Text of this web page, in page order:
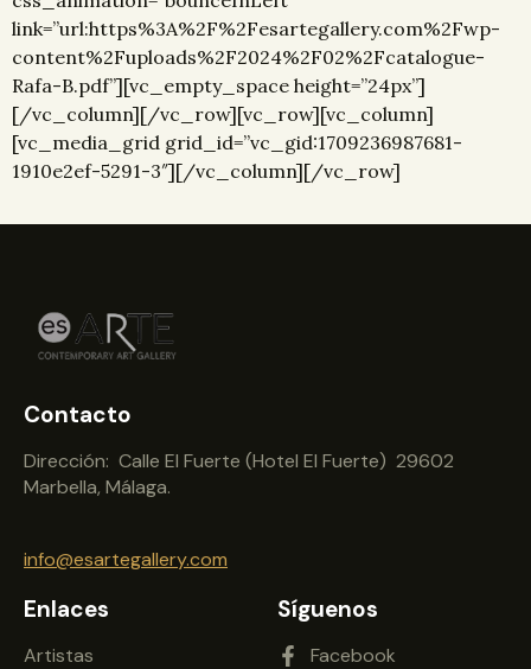
link=”url:https%3A%2F%2Fesartegallery.com%2Fwp-
content%2Fuploads%2F2024%2F02%2Fcatalogue-
Rafa-B.pdf”][vc_empty_space height=”24px”]
[/vc_column][/vc_row][vc_row][vc_column]
[vc_media_grid grid_id=”vc_gid:1709236987681-
1910e2ef-5291-3″][/vc_column][/vc_row]
Contacto
Dirección: Calle El Fuerte (Hotel El Fuerte) 29602
Marbella, Málaga.
info@esartegallery.com
Enlaces
Artistas
Síguenos
Facebook